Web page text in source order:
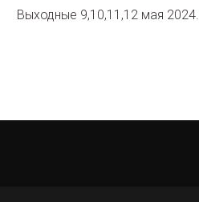
Выходные 9,10,11,12 мая 2024.